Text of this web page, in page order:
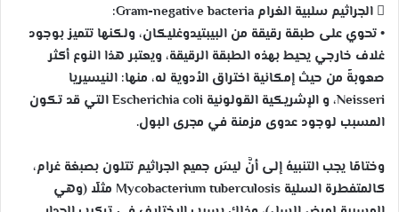
 الجراثيم سلبية الغرام Gram-negative bacteria:
• تحوي على طبقة رقيقة من البيبتيدوغليكان، ولكنها تتميز بوجود
غلاف خارجي يحيط بهذه الطبقة الرقيقة، ويعتبر هذا النوع أكثر
صعوبةً من حيث إمكانية اختراق الأدوية له، منها: النيسيريا
Neisseri، و الإشريكية القولونية Escherichia coli التي قد تكون
المسبب لوجود عدوى مزمنة في مجرى البول.
وختامًا يجب التنبيهُ إلى أنَّ ليسَ جميع الجراثيم تتلون بصبغة غرام،
كالمتفطرة السلية Mycobacterium tuberculosis مثلًا (وهي